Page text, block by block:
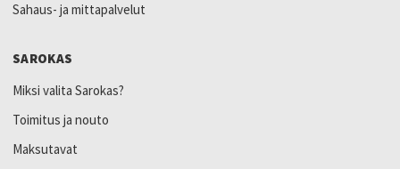
Sahaus- ja mittapalvelut
SAROKAS
Miksi valita Sarokas?
Toimitus ja nouto
Maksutavat